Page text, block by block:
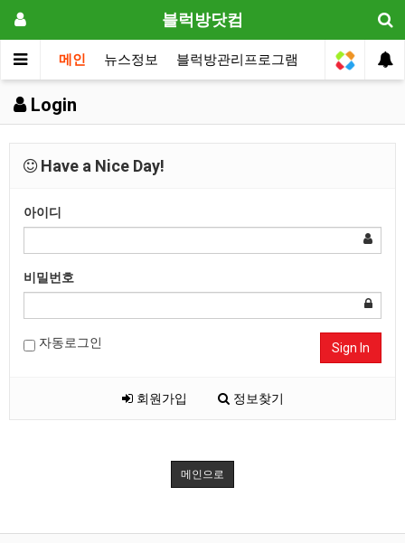
블럭방닷컴
메인 뉴스정보 블럭방관리프로그램 원장전용
Login
Have a Nice Day!
아이디
비밀번호
자동로그인 Sign In
회원가입 정보찾기
메인으로